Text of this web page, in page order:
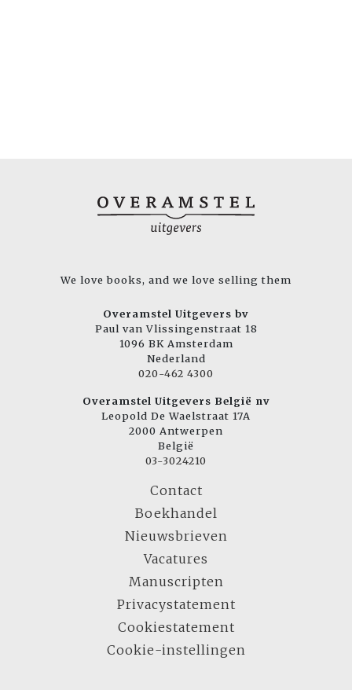
We love books, and we love selling them
Overamstel Uitgevers bv
Paul van Vlissingenstraat 18
1096 BK Amsterdam
Nederland
020-462 4300
Overamstel Uitgevers België nv
Leopold De Waelstraat 17A
2000 Antwerpen
België
03-3024210
Contact
Boekhandel
Nieuwsbrieven
Vacatures
Manuscripten
Privacystatement
Cookiestatement
Cookie-instellingen